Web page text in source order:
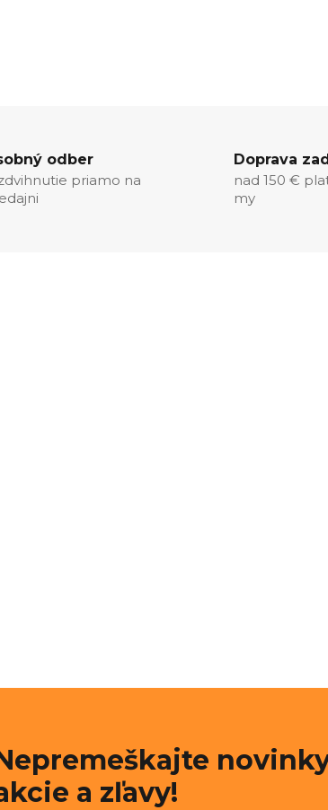
odber
priamo na
Doprava
nad 150 €
my
a zľavy!